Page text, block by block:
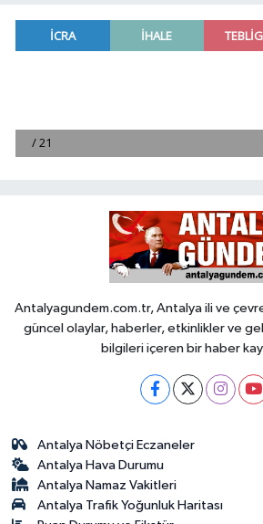
Antalyagundem.com.tr, Antalya ili ve
güncel olaylar, haberler, etkinlikler ve
bilgileri içeren bir haber
Antalya Nöbetçi Eczaneler
Antalya Hava Durumu
Antalya Namaz Vakitleri
Antalya Trafik Yoğunluk Haritası